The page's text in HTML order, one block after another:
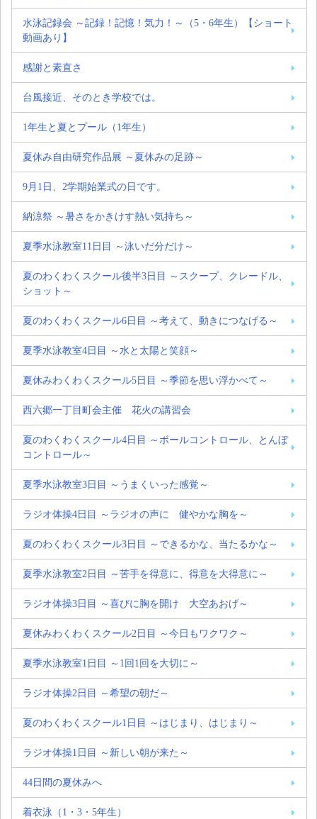
水泳記録会 ～記録！記憶！気力！～（5・6年生）【ショート
動画あり】
感謝と素直さ
台風接近、そのとき学校では。
1年生と夏とプール（1年生）
夏休み自由研究作品展 ～夏休みの足跡～
9月1日、2学期始業式の日です。
納涼祭 ～暑さをかきけす熱い気持ち～
夏季水泳教室11日目 ～泳いだ分だけ～
夏のわくわくスクール後半3日目 ～スクープ、クレードル、
ショット～
夏のわくわくスクール6日目 ～考えて、動きにつなげる～
夏季水泳教室4日目 ～水と太陽と笑顔～
夏休みわくわくスクール5日目 ～季節を思い浮かべて～
西六郷一丁目町会主催 花火の講習会
夏のわくわくスクール4日目 ～ボールコントロール、とんぼ
コントロール～
夏季水泳教室3日目 ～うまくいった感覚～
ラジオ体操4日目 ～ラジオの声に 健やかな胸を～
夏のわくわくスクール3日目 ～できるかな、当たるかな～
夏季水泳教室2日目 ～苦手を得意に、得意を大得意に～
ラジオ体操3日目 ～喜びに胸を開け 大空あおげ～
夏休みわくわくスクール2日目 ～今日もワクワク～
夏季水泳教室1日目 ～1回1回を大切に～
ラジオ体操2日目 ～希望の朝だ～
夏のわくわくスクール1日目 ～はじまり、はじまり～
ラジオ体操1日目 ～新しい朝が来た～
44日間の夏休みへ
着衣泳（1・3・5年生）